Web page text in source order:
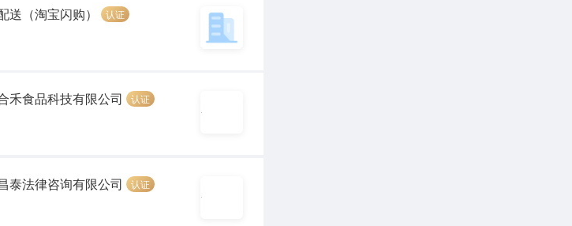
送（淘宝闪购） 认证
禾食品科技有限公司 认证
泰法律咨询有限公司 认证